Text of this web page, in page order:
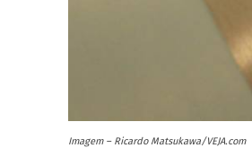
Imagem – Ricardo Matsukawa/VEJA.com